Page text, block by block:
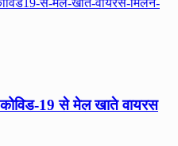
कोविड-19 से मेल खाते वायरस